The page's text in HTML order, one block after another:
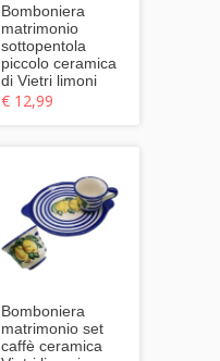
Bomboniera
matrimonio
sottopentola
piccolo ceramica
di Vietri limoni
€ 12,99
Bomboniera
matrimonio set
caffè ceramica